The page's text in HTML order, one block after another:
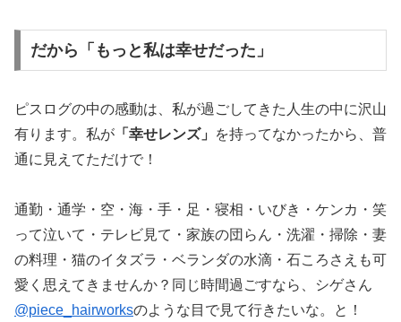
だから「もっと私は幸せだった」
ピスログの中の感動は、私が過ごしてきた人生の中に沢山
有ります。私が 「幸せレンズ」
を持ってなかったから、普
通に見えてただけで！
通勤・通学・空・海・手・足・寝相・いびき・ケンカ・笑
って泣いて・テレビ見て・家族の団らん・洗濯・掃除・妻
の料理・猫のイタズラ・ベランダの水滴・石ころさえも可
愛く思えてきませんか？同じ時間過ごすなら、シゲさん
@piece_hairworksのような目で見て行きたいな。と！